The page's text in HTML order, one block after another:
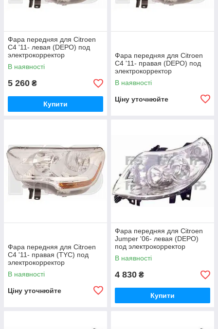
Фара передняя для Citroen
C4 '11- левая (DEPO) под
электрокорректор
В наявності
5 260 ₴
Купити
Фара передняя для Citroen
C4 '11- правая (DEPO) под
электрокорректор
В наявності
Ціну уточнюйте
Фара передняя для Citroen
C4 '11- правая (TYC) под
электрокорректор
В наявності
Ціну уточнюйте
Фара передняя для Citroen
Jumper '06- левая (DEPO)
под электрокорректор
В наявності
4 830 ₴
Купити